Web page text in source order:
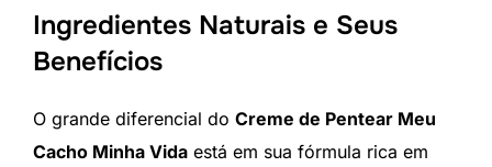
Ingredientes Naturais e Seus
Benefícios
O grande diferencial do Creme de Pentear Meu
Cacho Minha Vida está em sua fórmula rica em